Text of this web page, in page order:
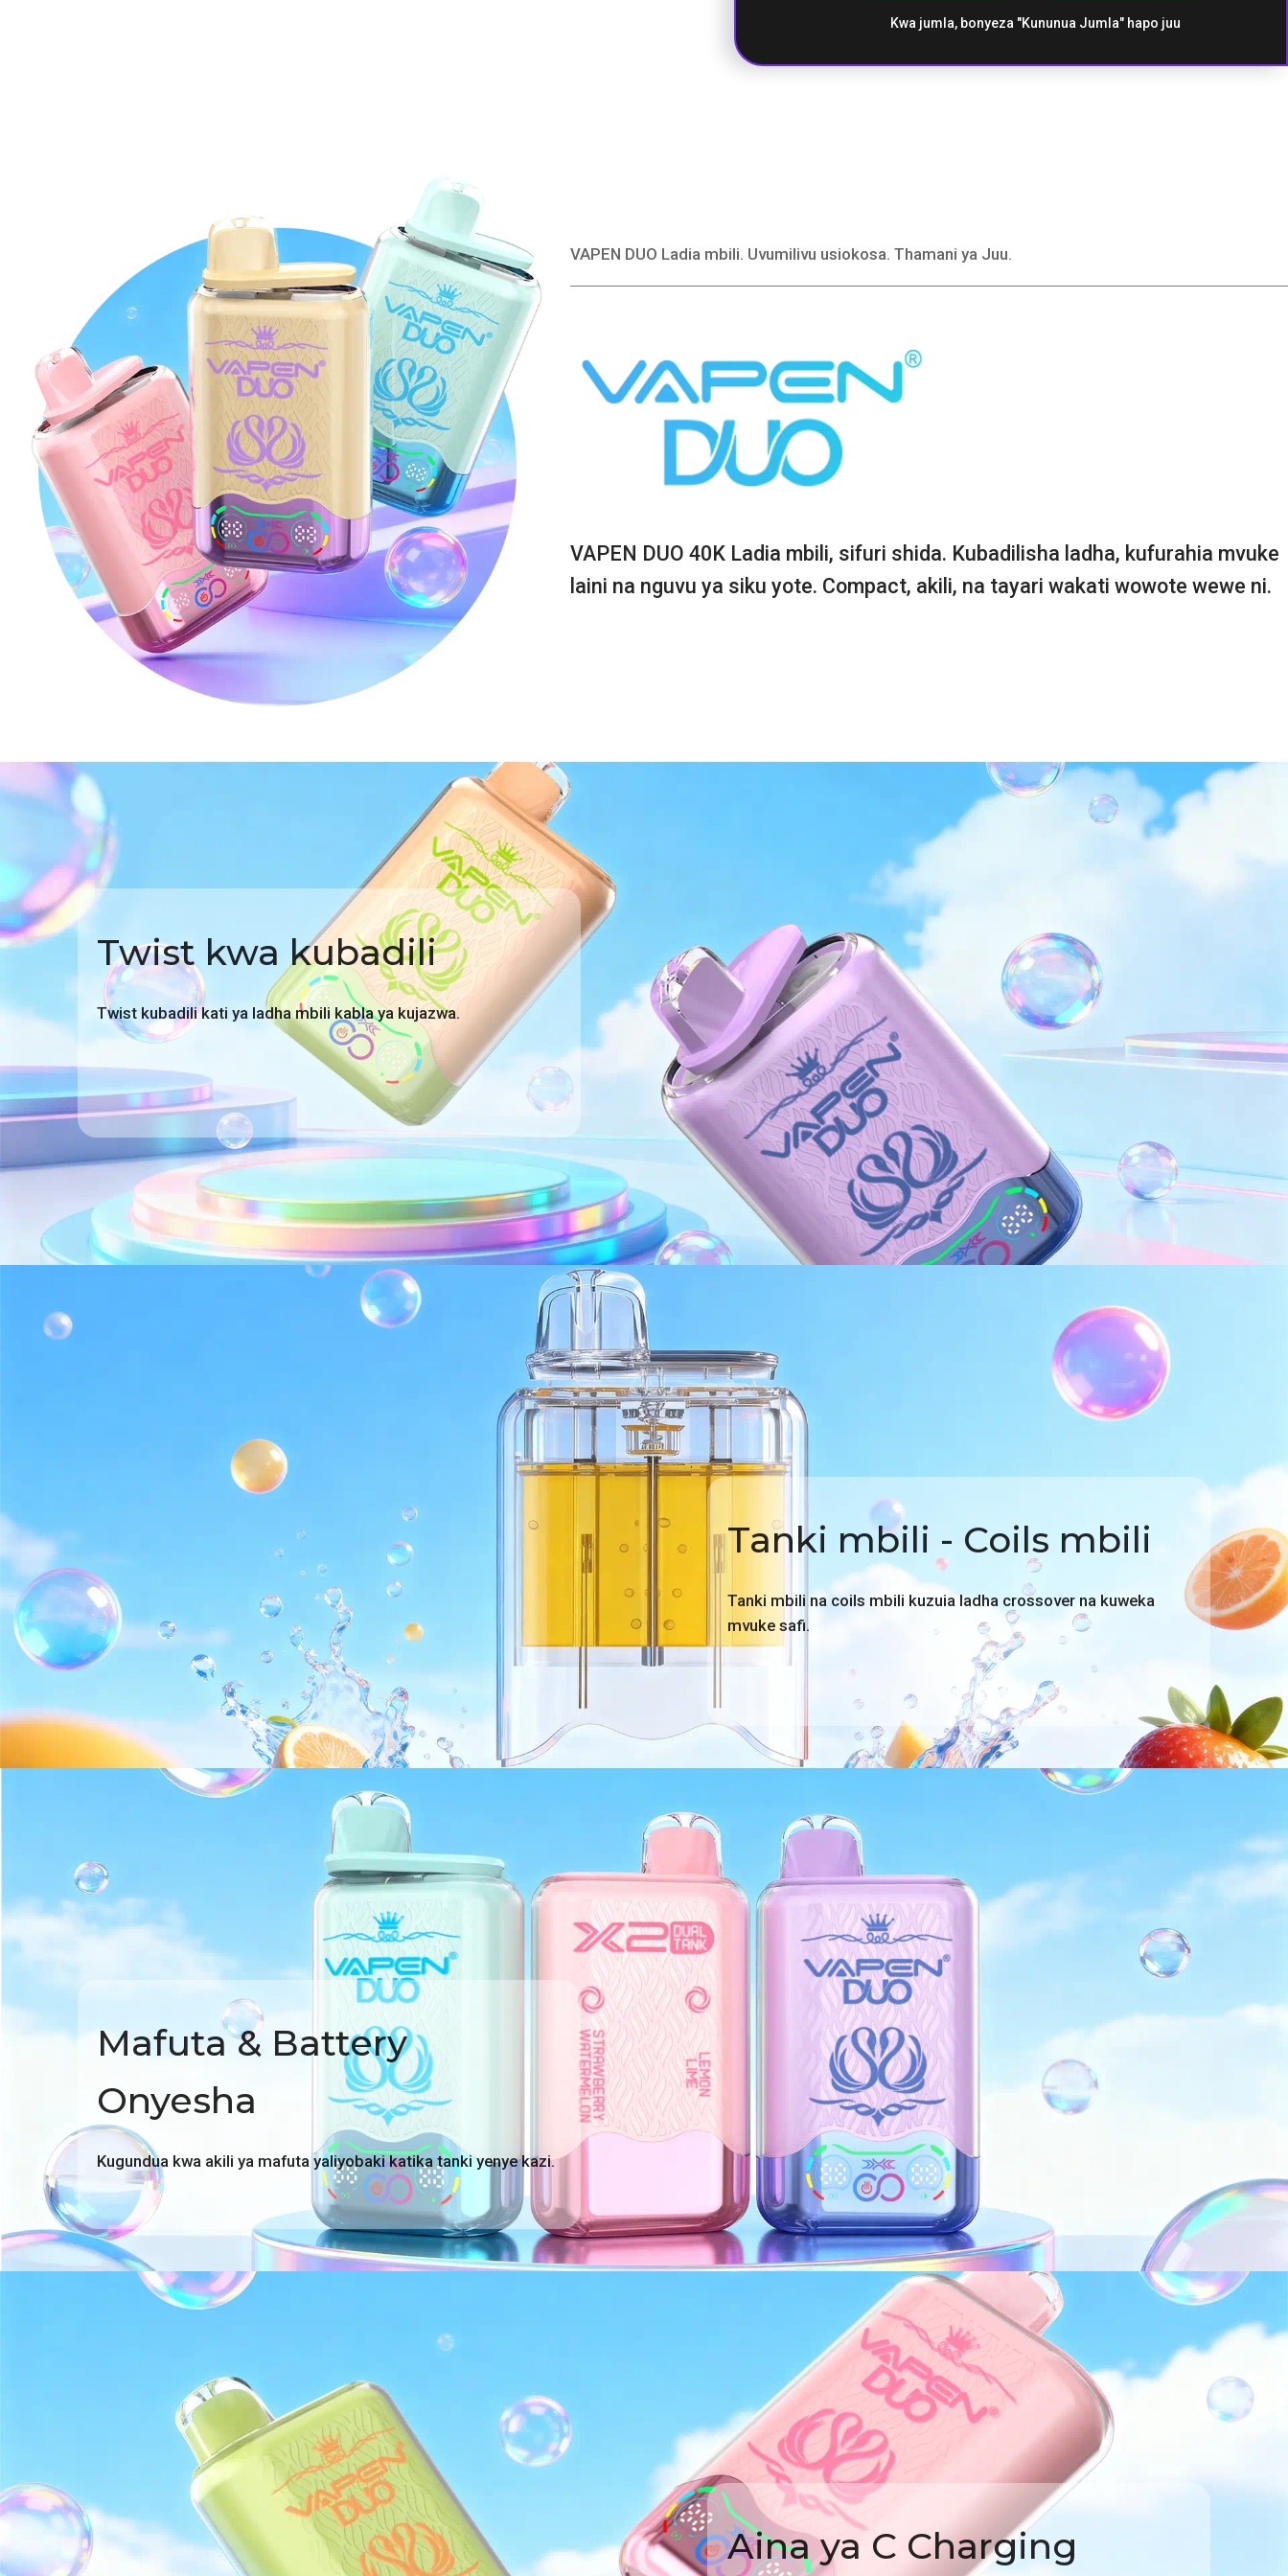
Watermelon
Kwa jumla, bonyeza "Kununua Jumla" hapo juu
VAPEN DUO Ladia mbili. Uvumilivu usiokosa. Thamani ya Juu.
VAPEN DUO 40K Ladia mbili, sifuri shida. Kubadilisha ladha, kufurahia mvuke
laini na nguvu ya siku yote. Compact, akili, na tayari wakati wowote wewe ni.
Twist kwa kubadili
Twist kubadili kati ya ladha mbili kabla ya kujazwa.
Tanki mbili - Coils mbili
Tanki mbili na coils mbili kuzuia ladha crossover na kuweka
mvuke safi.
Mafuta & Battery
Onyesha
Kugundua kwa akili ya mafuta yaliyobaki katika tanki yenye kazi.
Aina ya C Charging